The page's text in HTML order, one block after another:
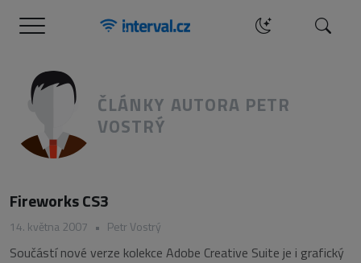
Menu Hledat
ČLÁNKY AUTORA PETR
VOSTRÝ
Fireworks CS3
14. května 2007 • Petr Vostrý
Součástí nové verze kolekce Adobe Creative Suite je i grafický